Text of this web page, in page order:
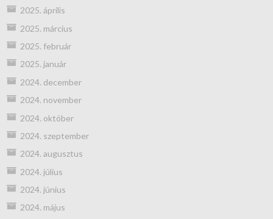
2025. április
2025. március
2025. február
2025. január
2024. december
2024. november
2024. október
2024. szeptember
2024. augusztus
2024. július
2024. június
2024. május